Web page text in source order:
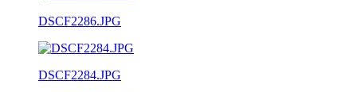
DSCF2286.JPG
DSCF2284.JPG